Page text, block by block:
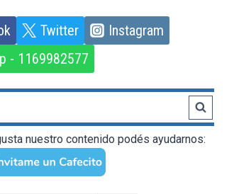
Twitter
Instagram
- 1169982577
nuestro contenido podés ayudarnos: